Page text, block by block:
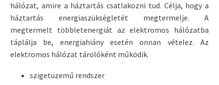
hálózat, amire a háztartás csatlakozni tud. Célja, hogy a
háztartás energiaszükségletét megtermelje. A
megtermelt többletenergiát az elektromos hálózatba
táplálja be, energiahiány esetén onnan vételez. Az
elektromos hálózat tárolóként működik.
szigetüzemű rendszer